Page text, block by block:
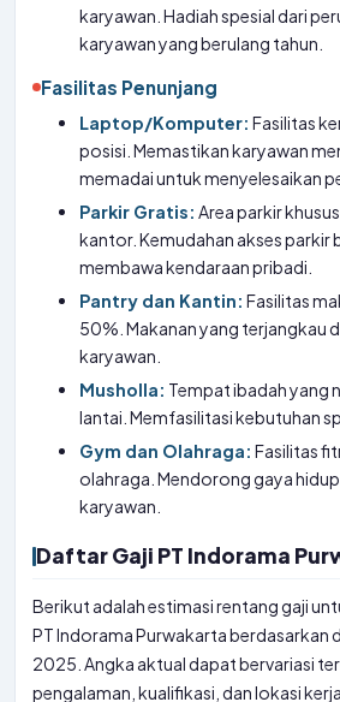
karyawan. Hadiah spesial dari
karyawan yang berulang tahun.
Fasilitas Penunjang
Laptop/Komputer: Fasilitas
posisi. Memastikan karyawan
memadai untuk menyelesaikan
Parkir Gratis: Area parkir
kantor. Kemudahan akses parkir
membawa kendaraan pribadi.
Pantry dan Kantin: Fasilitas
50%. Makanan yang terjangkau
karyawan.
Musholla: Tempat ibadah yang
lantai. Memfasilitasi kebutuhan
Gym dan Olahraga: Fasilitas
olahraga. Mendorong gaya
karyawan.
Daftar Gaji PT Indorama
Berikut adalah estimasi rentang gaji
PT Indorama Purwakarta berdasarkan
2025. Angka aktual dapat bervariasi
pengalaman, kualifikasi, dan lokasi kerja.